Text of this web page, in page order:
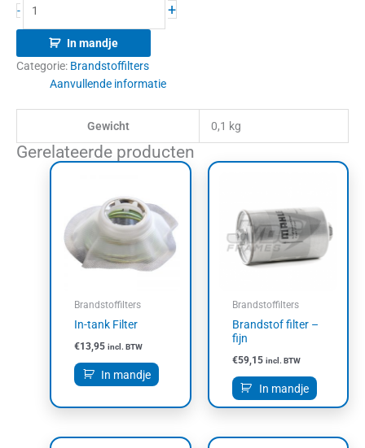
- +
In mandje
Categorie: Brandstoffilters
Aanvullende informatie
Gewicht 0,1 kg
Gerelateerde producten
Brandstoffilters
In-tank Filter
€13,95 incl. BTW
In mandje
Brandstoffilters
Brandstof filter –
fijn
€59,15 incl. BTW
In mandje